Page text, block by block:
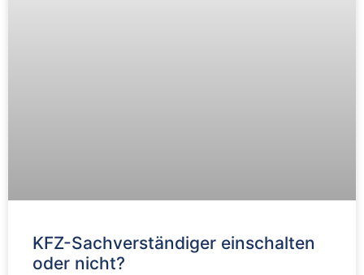
KFZ-Sachverständiger einschalten
oder nicht?